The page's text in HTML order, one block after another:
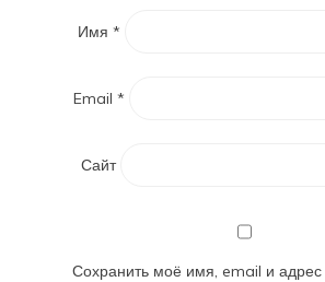
Имя *
Email *
Сайт
Сохранить моё имя, email и адрес